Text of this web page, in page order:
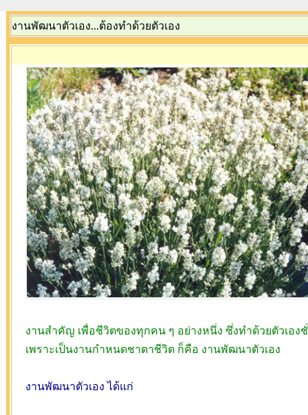
งานพัฒนาตัวเอง...ต้องทำด้วยตัวเอง
งานสำคัญ เพื่อชีวิตของทุกคน ๆ อย่างหนึ่ง ซึ่งทำด้วยตัวเอง
เพราะเป็นงานกำหนดชาตาชีวิต ก็คือ งานพัฒนาตัวเอง
งานพัฒนาตัวเอง ได้แก่